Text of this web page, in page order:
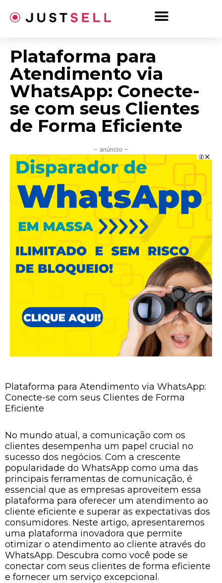
para
Plataforma para
Atendimento via
WhatsApp: Conecte-
se com seus Clientes
de Forma Eficiente
– anúncio –
Plataforma para Atendimento via WhatsApp:
Conecte-se com seus Clientes de Forma
Eficiente
No mundo atual, a comunicação com os
clientes desempenha um papel crucial no
sucesso dos negócios. Com a crescente
popularidade do WhatsApp como uma das
principais ferramentas de comunicação, é
essencial que as empresas aproveitem essa
plataforma para oferecer um atendimento ao
cliente eficiente e superar as expectativas dos
consumidores. Neste artigo, apresentaremos
uma plataforma inovadora que permite
otimizar o atendimento ao cliente através do
WhatsApp. Descubra como você pode se
conectar com seus clientes de forma eficiente
e fornecer um serviço excepcional.